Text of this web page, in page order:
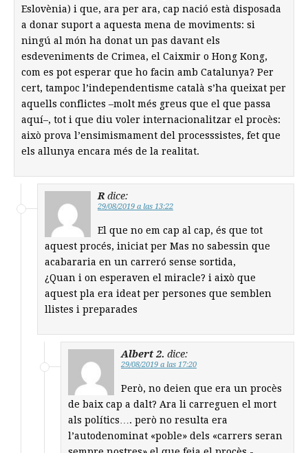
Eslovènia) i que, ara per ara, cap nació està disposada
a donar suport a aquesta mena de moviments: si
ningú al món ha donat un pas davant els
esdeveniments de Crimea, el Caixmir o Hong Kong,
com es pot esperar que ho facin amb Catalunya? Per
cert, tampoc l’independentisme català s’ha queixat per
aquells conflictes –molt més greus que el que passa
aquí–, tot i que diu voler internacionalitzar el procès:
això prova l’ensimismament del processsistes, fet que
els allunya encara més de la realitat.
R dice:
29/08/2019 a las 13:22
El que no em cap al cap, és que tot
aquest procés, iniciat per Mas no sabessin que
acabararia en un carreró sense sortida,
¿Quan i on esperaven el miracle? i això que
aquest pla era ideat per persones que semblen
llistes i preparades
Albert 2. dice:
29/08/2019 a las 17:20
Però, no deien que era un procès
de baix cap a dalt? Ara li carreguen el mort
als polítics…. però no resulta era
l’autodenominat «poble» dels «carrers seran